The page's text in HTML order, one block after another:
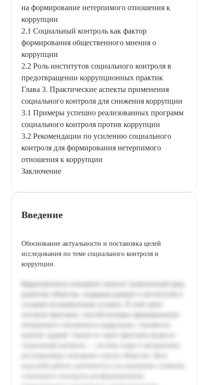
на формирование нетерпимого отношения к
коррупции
2.1 Социальный контроль как фактор
формирования общественного мнения о
коррупции
2.2 Роль институтов социального контроля в
предотвращении коррупционных практик
Глава 3. Практические аспекты применения
социального контроля для снижения коррупции
3.1 Примеры успешно реализованных программ
социального контроля против коррупции
3.2 Рекомендации по усилению социального
контроля для формирования нетерпимого
отношения к коррупции
Заключение
Введение
Обоснование актуальности и постановка целей
исследования по теме социального контроля и
коррупции.